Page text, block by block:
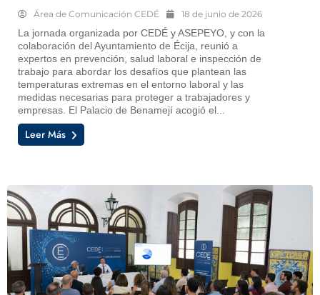
Área de Comunicación CEDÉ 18 de junio de 2026
La jornada organizada por CEDÉ y ASEPEYO, y con la
colaboración del Ayuntamiento de Écija, reunió a
expertos en prevención, salud laboral e inspección de
trabajo para abordar los desafíos que plantean las
temperaturas extremas en el entorno laboral y las
medidas necesarias para proteger a trabajadores y
empresas. El Palacio de Benamejí acogió el...
Leer Más